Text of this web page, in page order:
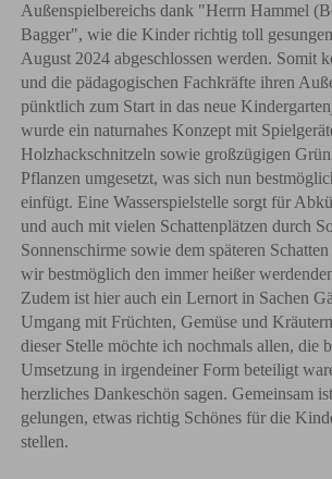
Außenspielbereichs dank "Herrn Hammel
Bagger", wie die Kinder richtig toll
August 2024 abgeschlossen werden. Somit
und die pädagogischen Fachkräfte ihren
pünktlich zum Start in das neue
wurde ein naturnahes Konzept mit
Holzhackschnitzeln sowie großzügigen
Pflanzen umgesetzt, was sich nun
einfügt. Eine Wasserspielstelle sorgt für
und auch mit vielen Schattenplätzen durch
Sonnenschirme sowie dem späteren
wir bestmöglich den immer heißer
Zudem ist hier auch ein Lernort in Sachen
Umgang mit Früchten, Gemüse und
dieser Stelle möchte ich nochmals allen, die
Umsetzung in irgendeiner Form beteiligt
herzliches Dankeschön sagen. Gemeinsam
gelungen, etwas richtig Schönes für die
stellen.